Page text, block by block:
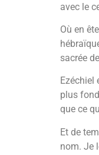
avec le
Où en
sacrée
Ezéchiel
plus
que ce
Et de
nom. Je